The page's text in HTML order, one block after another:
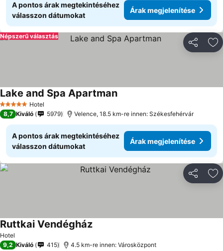
A pontos árak megtekintéséhez
válasszon dátumokat
Árak megjelenítése
Népszerű választás
5 KategóriaHotel
Lake and Spa Apartman
8,7 Kiváló 5979 Velence, 18.5 km-re innen: Székesfehérvár
A pontos árak megtekintéséhez
válasszon dátumokat
Árak megjelenítése
Hotel
Ruttkai Vendégház
9,2 Kiváló 415 4.5 km-re innen: Városközpont